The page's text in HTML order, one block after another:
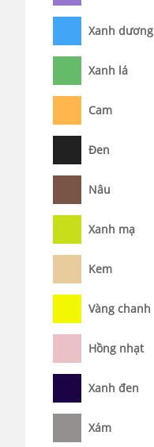
Xanh dương
Xanh lá
Cam
Đen
Nâu
Xanh mạ
Kem
Vàng chanh
Hồng nhạt
Xanh đen
Xám